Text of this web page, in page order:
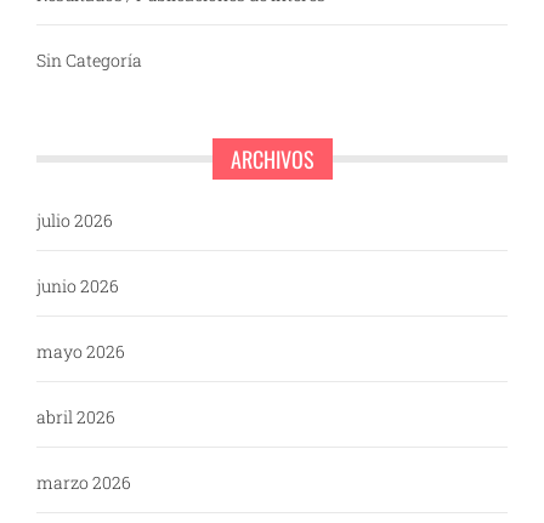
Sin Categoría
ARCHIVOS
julio 2026
junio 2026
mayo 2026
abril 2026
marzo 2026